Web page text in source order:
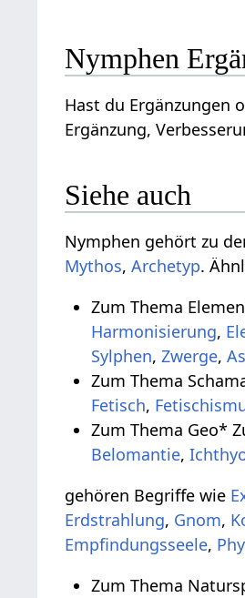
Nymphen
Hast du Ergänzungen
Ergänzung,
Siehe auch
Nymphen gehört zu
Mythos,Archetyp.
Zum Thema
Harmonisierung,
Sylphen,Zwerge,
Zum Thema
Fetisch,
Zum Thema Geo*
Belomantie,
gehören Begriffe wie
Erdstrahlung, Gnom,
Empfindungsseele,
Zum Thema